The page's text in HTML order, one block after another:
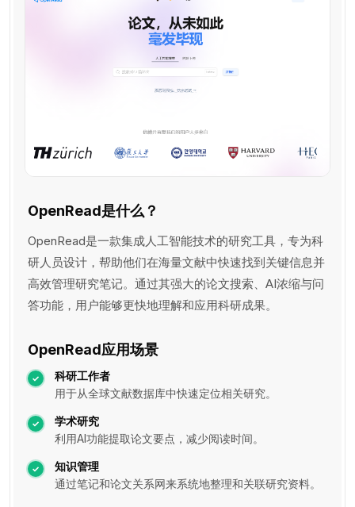
OpenRead是什么？
OpenRead是一款集成人工智能技术的研究工具，专为科
研人员设计，帮助他们在海量文献中快速找到关键信息并
高效管理研究笔记。通过其强大的论文搜索、AI浓缩与问
答功能，用户能够更快地理解和应用科研成果。
OpenRead应用场景
科研工作者
用于从全球文献数据库中快速定位相关研究。
学术研究
利用AI功能提取论文要点，减少阅读时间。
知识管理
通过笔记和论文关系网来系统地整理和关联研究资料。